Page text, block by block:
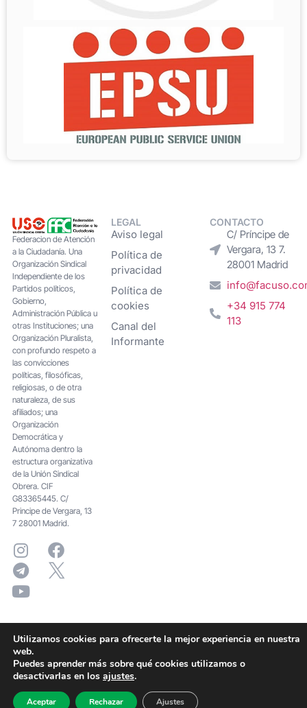
Federacion de Atención
a la Ciudadanía. Una
Organización Sindical
Independiente de los
Partidos políticos,
Gobierno,
Administración Pública u
otras Instituciones; una
Organización Pluralista,
con profundo respeto a
las convicciones
políticas, filosóficas,
religiosas, o de otra
naturaleza, de sus
afiliados; una
Organización
Democrática y
Autónoma dentro la
estructura organizativa
de la Unión Sindical
Obrera. CIF
G83365445. C/
Principe de Vergara, 13
7 28001 Madrid.
LEGAL
Aviso legal
Política de
privacidad
Política de
cookies
Canal del
Informante
CONTACTO
C/ Príncipe de
Vergara, 13 7.
28001 Madrid
+34 915 774
113
Utilizamos cookies para ofrecerte la mejor experiencia en nuestra
web.
Puedes aprender más sobre qué cookies utilizamos o
desactivarlas en los ajustes.
Aceptar Rechazar Ajustes